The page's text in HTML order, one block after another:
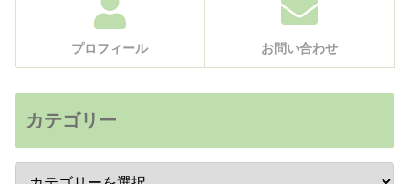
プロフィール お問い合わせ
カテゴリー